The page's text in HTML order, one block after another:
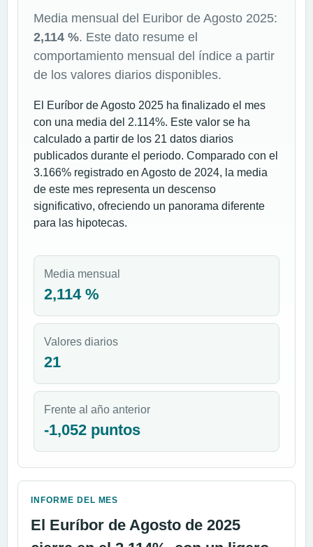
Media mensual del Euribor de Agosto 2025:
2,114 %. Este dato resume el
comportamiento mensual del índice a partir
de los valores diarios disponibles.
El Euríbor de Agosto 2025 ha finalizado el mes
con una media del 2.114%. Este valor se ha
calculado a partir de los 21 datos diarios
publicados durante el periodo. Comparado con el
3.166% registrado en Agosto de 2024, la media
de este mes representa un descenso
significativo, ofreciendo un panorama diferente
para las hipotecas.
Media mensual
2,114 %
Valores diarios
21
Frente al año anterior
-1,052 puntos
INFORME DEL MES
El Euríbor de Agosto de 2025